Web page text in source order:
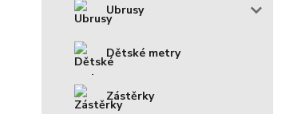
Ubrusy
Dětské metry
Zástěrky